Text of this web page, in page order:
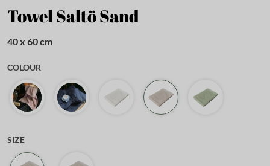
Towel Saltö Sand
40 x 60 cm
COLOUR
SIZE